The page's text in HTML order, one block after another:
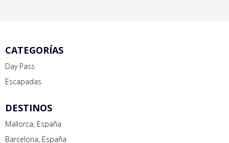
CATEGORÍAS
Day Pass
Escapadas
DESTINOS
Mallorca, España
Barcelona, España